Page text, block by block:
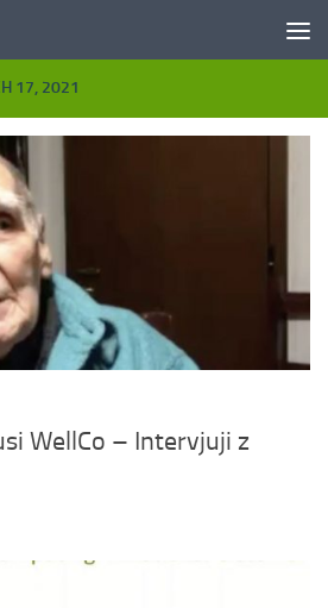
17, 2021
WellCo – Intervjuji z